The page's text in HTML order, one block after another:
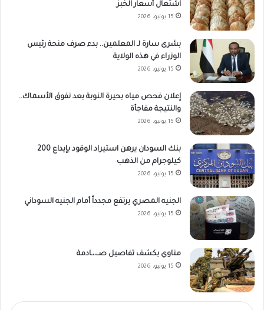
اشتعال أسعار الخبز
15 يونيو، 2026
بشرى سارة لـ المعلمين.. بدء صرف منحة رئيس
الوزراء في هذه الولاية
15 يونيو، 2026
إعلان فحص مياه بحيرة النوبة بعد نفوق الأسماك..
والنتيجة مفاجأة
15 يونيو، 2026
بنك السودان يرهن استيراد الوقود بإيداع 200
كيلوجرام من الذهب
15 يونيو، 2026
الجنيه المصري يرتفع مجدداً أمام الجنيه السوداني
15 يونيو، 2026
مناوي يكشف تفاصيل صـ،،ـادمة
15 يونيو، 2026